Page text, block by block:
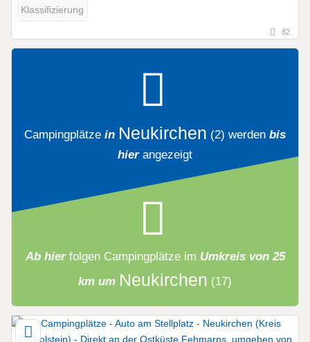
Klassifizierung
82
Campingplätze in Neukirchen (2) werden bis
hierangezeigt
Ab hier folgen Campingplätzeim Umkreis von 25
km um Neukirchen (17)